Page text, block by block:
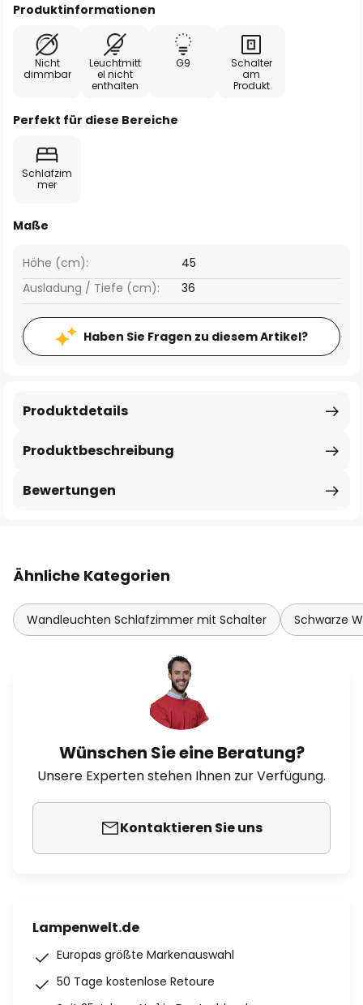
Produktinformationen
Nicht
dimmbar
Leuchtmitt
el nicht
enthalten
G9
Schalter
am
Produkt
Perfekt für diese Bereiche
Schlafzim
mer
Maße
Höhe (cm):
45
Ausladung / Tiefe (cm):
36
Haben Sie Fragen zu diesem Artikel?
Produktbeschreibung
Produktdetails
Bewertungen
Ähnliche Kategorien
Wandleuchten Schlafzimmer mit Schalter Schwarze
Wünschen Sie eine Beratung?
Unsere Experten stehen Ihnen zur Verfügung.
Kontaktieren Sie uns
Lampenwelt.de
Europas größte Markenauswahl
50 Tage kostenlose Retoure